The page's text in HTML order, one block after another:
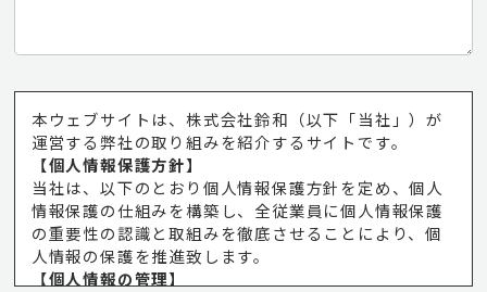
本ウェブサイトは、株式会社鈴和（以下「当社」）が
運営する弊社の取り組みを紹介するサイトです。
【個人情報保護方針】
当社は、以下のとおり個人情報保護方針を定め、個人
情報保護の仕組みを構築し、全従業員に個人情報保護
の重要性の認識と取組みを徹底させることにより、個
人情報の保護を推進致します。
【個人情報の管理】